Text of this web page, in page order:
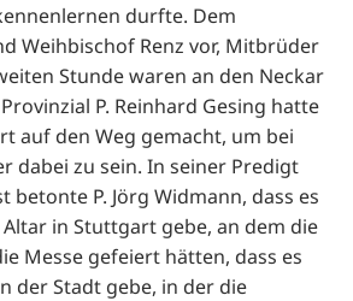
durfte. Dem
Weihbischof Renz vor, Mitbrüder
Stunde waren an den Neckar
P. Reinhard Gesing hatte
auf den Weg gemacht, um bei
dabei zu sein. In seiner Predigt
betonte P. Jörg Widmann, dass es
in Stuttgart gebe, an dem die
Messe gefeiert hätten, dass es
der Stadt gebe, in der die